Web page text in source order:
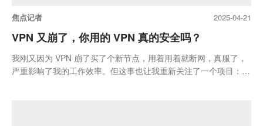
焦点记者 2025-04-21
VPN 又崩了，你用的 VPN 真的安全吗？
我刚又因为 VPN 崩了买了个新节点，用着用着就断网，真服了，
严重影响了我的工作效率。但这事也让我重新关注了一个项目：